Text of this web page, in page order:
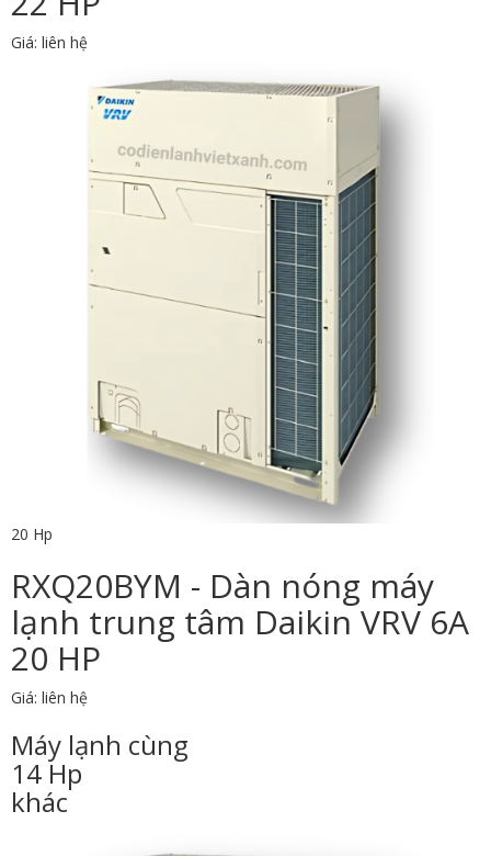
Giá: liên hệ
20 Hp
RXQ20BYM - Dàn nóng máy
lạnh trung tâm Daikin VRV 6A
20 HP
Giá: liên hệ
Máy lạnh cùng
14 Hp
khác